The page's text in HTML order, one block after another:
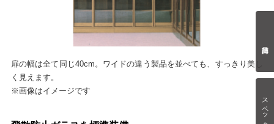
スペック情報
扉の幅は全て同じ40cm。ワイドの違う製品を並べても、すっきり美し
く見えます。
※画像はイメージです